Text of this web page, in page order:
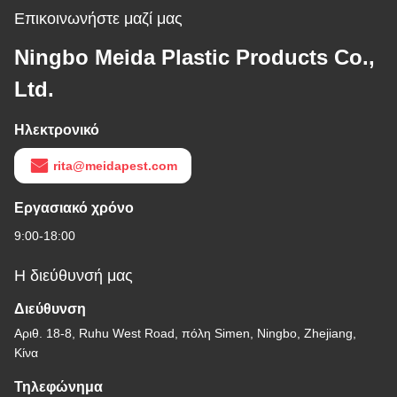
Επικοινωνήστε μαζί μας
Ningbo Meida Plastic Products Co.,
Ltd.
Ηλεκτρονικό
rita@meidapest.com
Εργασιακό χρόνο
9:00-18:00
Η διεύθυνσή μας
Διεύθυνση
Αριθ. 18-8, Ruhu West Road, πόλη Simen, Ningbo, Zhejiang,
Κίνα
Τηλεφώνημα